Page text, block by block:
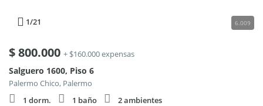
1/21 6.009
$800.000 + $160.000 expensas
Salguero 1600, Piso 6
Palermo Chico, Palermo
1 dorm.
1 baño
2 ambientes